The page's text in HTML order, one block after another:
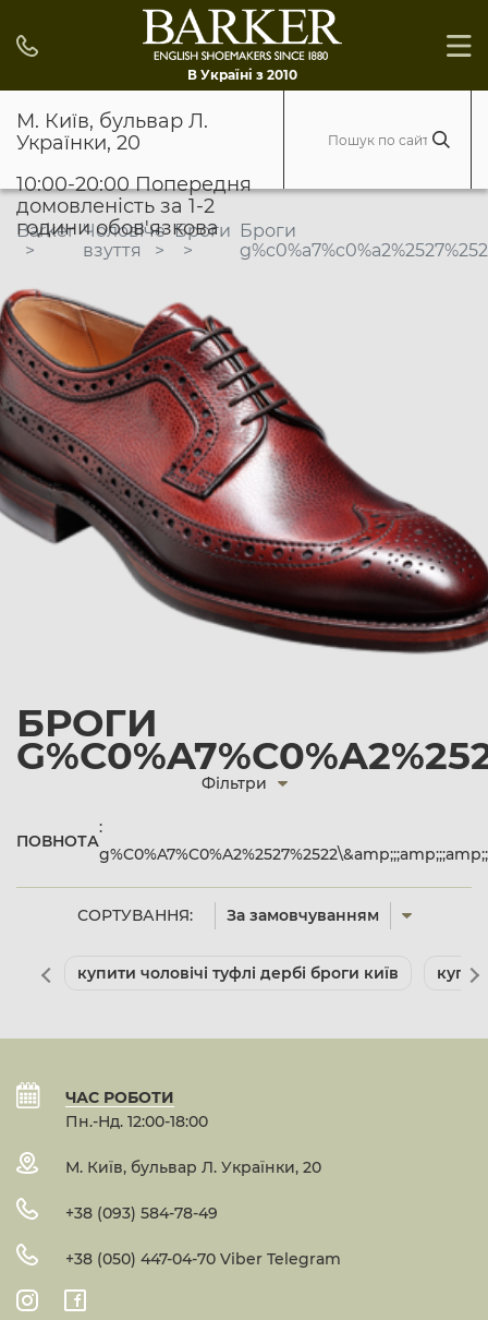
В Україні з 2010
М. Київ, бульвар Л.
Українки, 20
10:00-20:00 Попередня
домовленість за 1-2
години обов'язкова
Barker Чоловіче
взуття
Броги Броги
БРОГИ
СОРТУВАННЯ: За замовчуванням
Фільтри
ПОВНОТА
:
купити чоловічі туфлі дербі броги київ
ЧАС РОБОТИ
Пн.-Нд. 12:00-18:00
М. Київ, бульвар Л. Українки, 20
+38 (093) 584-78-49
+38 (050) 447-04-70 Viber Telegram